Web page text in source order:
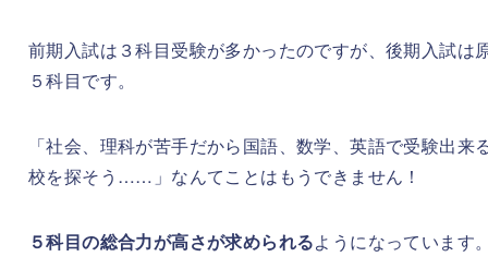
前期入試は３科目受験が多かったのですが、後期入試は
５科目です。
「社会、理科が苦手だから国語、数学、英語で受験出来
校を探そう……」なんてことはもうできません！
５科目の総合力が高さが求められるようになっています